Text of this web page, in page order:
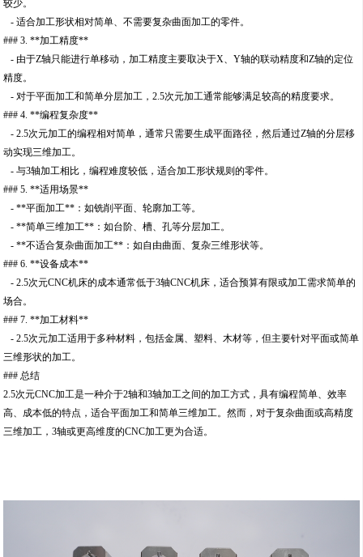
较少。
- 适合加工形状相对简单、不需要复杂曲面加工的零件。
### 3. **加工精度**
- 由于Z轴只能进行单移动，加工精度主要取决于X、Y轴的联动精度和Z轴的定位
精度。
- 对于平面加工和简单分层加工，2.5次元加工通常能够满足较高的精度要求。
### 4. **编程复杂度**
- 2.5次元加工的编程相对简单，通常只需要生成平面路径，然后通过Z轴的分层移
动实现三维加工。
- 与3轴加工相比，编程难度较低，适合加工形状规则的零件。
### 5. **适用场景**
- **平面加工**：如铣削平面、轮廓加工等。
- **简单三维加工**：如台阶、槽、孔等分层加工。
- **不适合复杂曲面加工**：如自由曲面、复杂三维形状等。
### 6. **设备成本**
- 2.5次元CNC机床的成本通常低于3轴CNC机床，适合预算有限或加工需求简单的
场合。
### 7. **加工材料**
- 2.5次元加工适用于多种材料，包括金属、塑料、木材等，但主要针对平面或简单
三维形状的加工。
### 总结
2.5次元CNC加工是一种介于2轴和3轴加工之间的加工方式，具有编程简单、效率
高、成本低的特点，适合平面加工和简单三维加工。然而，对于复杂曲面或高精度
三维加工，3轴或更高维度的CNC加工更为合适。